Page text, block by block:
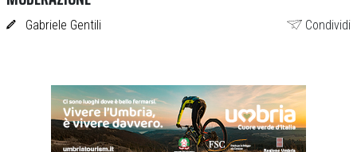
Gabriele Gentili Condividi